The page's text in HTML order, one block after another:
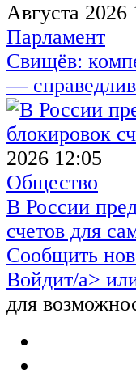
Августа 2026
Парламент
Свищёв:
—
2026 12:05
Общество
В России
счетов для
Сообщить
Войдит/a>
для